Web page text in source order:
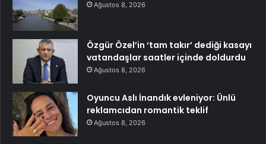
Ağustos 8, 2026
Özgür Özel’in ‘tam takır’ dediği kasayı
vatandaşlar saatler içinde doldurdu
Ağustos 8, 2026
Oyuncu Aslı İnandık evleniyor: Ünlü
reklamcıdan romantik teklif
Ağustos 8, 2026